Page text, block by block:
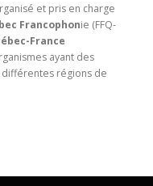
et pris en charge
Francophonie (FFQ-
France
ayant des
différentes régions de